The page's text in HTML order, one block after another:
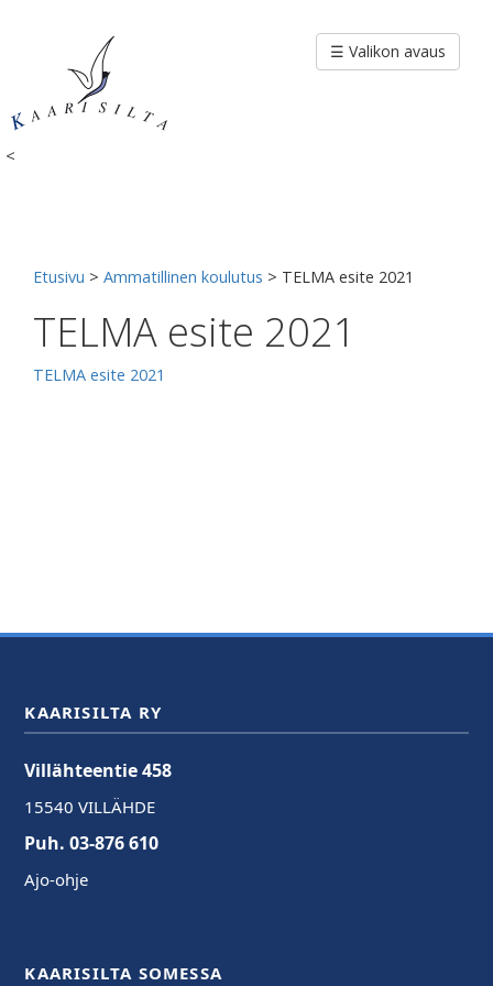
<
☰ Valikon avaus
Etusivu > Ammatillinen koulutus > TELMA esite 2021
TELMA esite 2021
TELMA esite 2021
KAARISILTA RY
Villähteentie 458
15540 VILLÄHDE
Puh. 03-876 610
Ajo-ohje
KAARISILTA SOMESSA